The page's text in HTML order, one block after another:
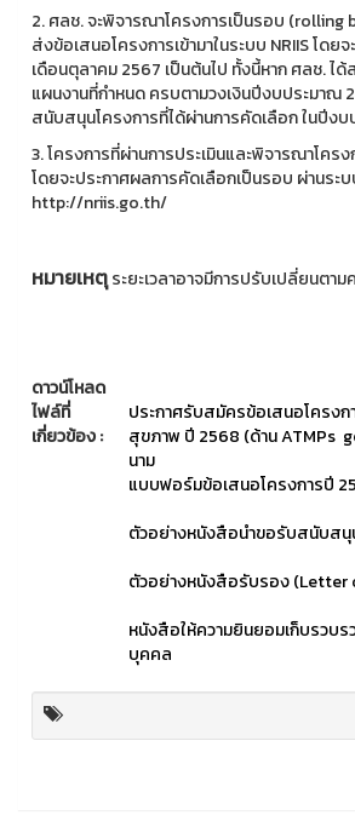
2. ศลช. จะพิจารณาโครงการเป็นรอบ (rolling
ส่งข้อเสนอโครงการเข้ามาในระบบ NRIIS โดย
เดือนตุลาคม 2567 เป็นต้นไป ทั้งนี้หาก ศลช. ไ
แผนงานที่กำหนด ครบตามวงเงินปีงบประมาณ
สนับสนุนโครงการที่ได้ผ่านการคัดเลือก ในปีง
3. โครงการที่ผ่านการประเมินและพิจารณาโค
โดยจะประกาศผลการคัดเลือกเป็นรอบ ผ่านระบ
http://nriis.go.th/
หมายเหตุระยะเวลาอาจมีการปรับเปลี่ยนตาม
ดาวน์โหลด
ไฟล์ที่
เกี่ยวข้อง :
ประกาศรับสมัครข้อเสนอโครง
สุขภาพ ปี 2568 (ด้าน ATMPs
นาม
แบบฟอร์มข้อเสนอโครงการปี
ตัวอย่างหนังสือนำขอรับสนับสนุ
ตัวอย่างหนังสือรับรอง (Letter
หนังสือให้ความยินยอมเก็บรวบร
บุคคล